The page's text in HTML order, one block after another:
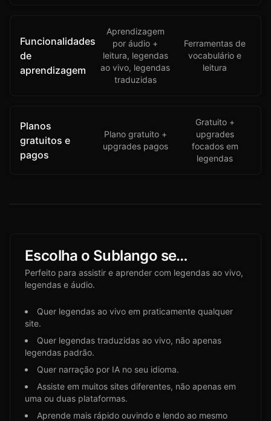
Funcionalidades
de
aprendizagem
Aprendizagem
por áudio +
leitura, legendas
ao vivo, legendas
traduzidas
Ferramentas de
vocabulário e
leitura
Planos
gratuitos e
pagos
Plano gratuito +
upgrades pagos
Gratuito +
upgrades
focados em
legendas
Escolha o Sublango se…
Perfeito para assistir e aprender com legendas ao vivo,
legendas e áudio.
Quer legendas ao vivo em praticamente qualquer
site.
Quer legendas traduzidas ao vivo, não apenas
legendas padrão.
Quer narração por IA no seu idioma.
Assiste em muitos sites diferentes, não apenas em
uma ou duas plataformas.
Aprende mais rápido ouvindo e lendo ao mesmo